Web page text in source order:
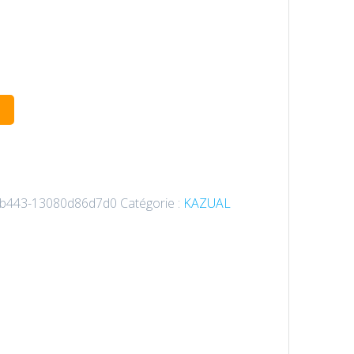
13080d86d7d0 Catégorie : KAZUAL